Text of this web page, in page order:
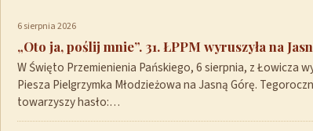
6 sierpnia 2026
„Oto ja, poślij mnie”. 31. ŁPPM wyruszyła na
W Święto Przemienienia Pańskiego, 6 sierpnia, z Łowicza
Piesza Pielgrzymka Młodzieżowa na Jasną Górę.
towarzyszy hasło:…